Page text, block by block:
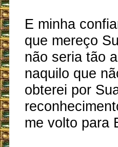
E minha
que mereço
não seria tão
naquilo que
obterei por
me volto para